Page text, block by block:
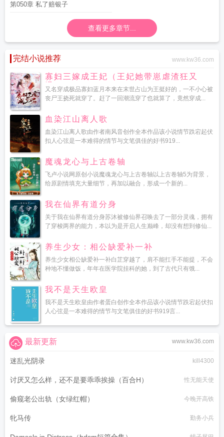
第050章 私了赔银子
查看更多章节...
完结小说推荐 www.kw36.com
寡妇三嫁成王妃（王妃她带崽虐渣狂又
飒）
又名穿成极品寡妇蓝月本来在末世占山为王挺好的，一不小心被
丧尸王挠死就穿了。赶了一回潮流穿了也就算了，竟然穿成...
血染江山离人歌
血染江山离人歌由作者南风音创作全本作品该小说情节跌宕起伏
扣人心弦是一本难得的情节与文笔俱佳的好书919...
魔魂龙心与上古卷轴
飞卢小说网原创小说魔魂龙心与上古卷轴以上古卷轴5为背景，
给原剧情填充大量细节，再加以融合，形成一个新的...
我在仙界有道分身
关于我在仙界有道分身苏沐被修仙界召唤去了一部分灵魂，拥有
了穿梭两界的能力，本以为是开启人生巅峰，却没有想到修仙...
养生少女：相公缺爱补一补
养生少女相公缺爱补一补白芷穿越了，肩不能扛手不能提，不会
种地不懂做饭，年年在医学院挂科的她，到了古代只有饿...
我不是天生欧皇
我不是天生欧皇由作者蛋白创作全本作品该小说情节跌宕起伏扣
人心弦是一本难得的情节与文笔俱佳的好书919言...
www.kw36.com
最新更新
迷乱光阴录 kill4300
讨厌又怎么样，还不是要乖乖挨操（百合H） 性无能天使
偷窥老公出轨（女绿红帽） 今晚开高铁
牝马传 勤务小兵